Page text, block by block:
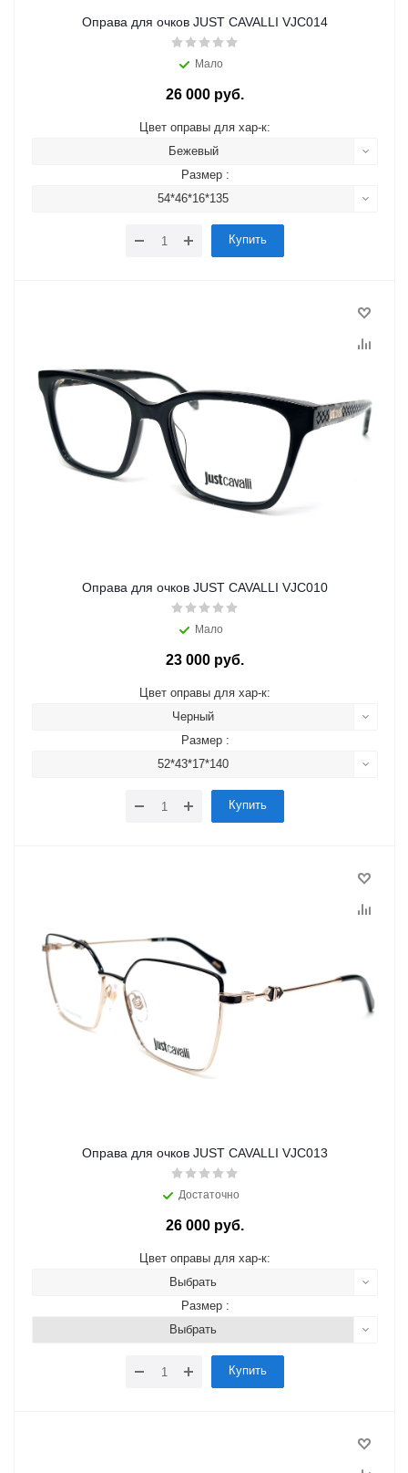
Оправа для очков JUST CAVALLI VJC014
Мало
26 000 руб.
Цвет оправы для хар-к:
Бежевый
Размер :
54*46*16*135
Купить
Оправа для очков JUST CAVALLI VJC010
Мало
23 000 руб.
Цвет оправы для хар-к:
Черный
Размер :
52*43*17*140
Купить
Оправа для очков JUST CAVALLI VJC013
Достаточно
26 000 руб.
Цвет оправы для хар-к:
Выбрать
Размер :
Выбрать
Купить